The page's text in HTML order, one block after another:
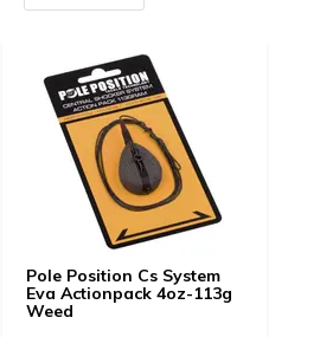
Pole Position Cs System
Eva Actionpack 4oz-113g
Weed